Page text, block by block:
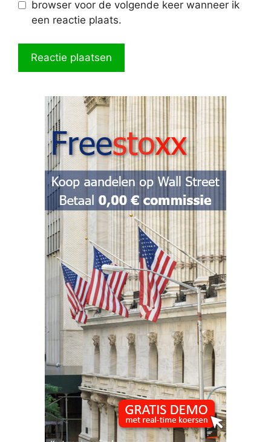
browser voor de volgende keer wanneer ik
een reactie plaats.